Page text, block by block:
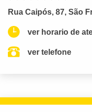
Rua Caipós, 87, São
ver horario de
ver telefone